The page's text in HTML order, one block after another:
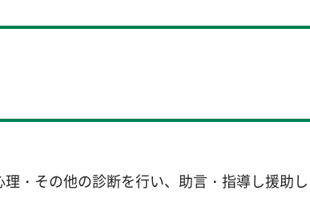
・その他の診断を行い、助言・指導し援助